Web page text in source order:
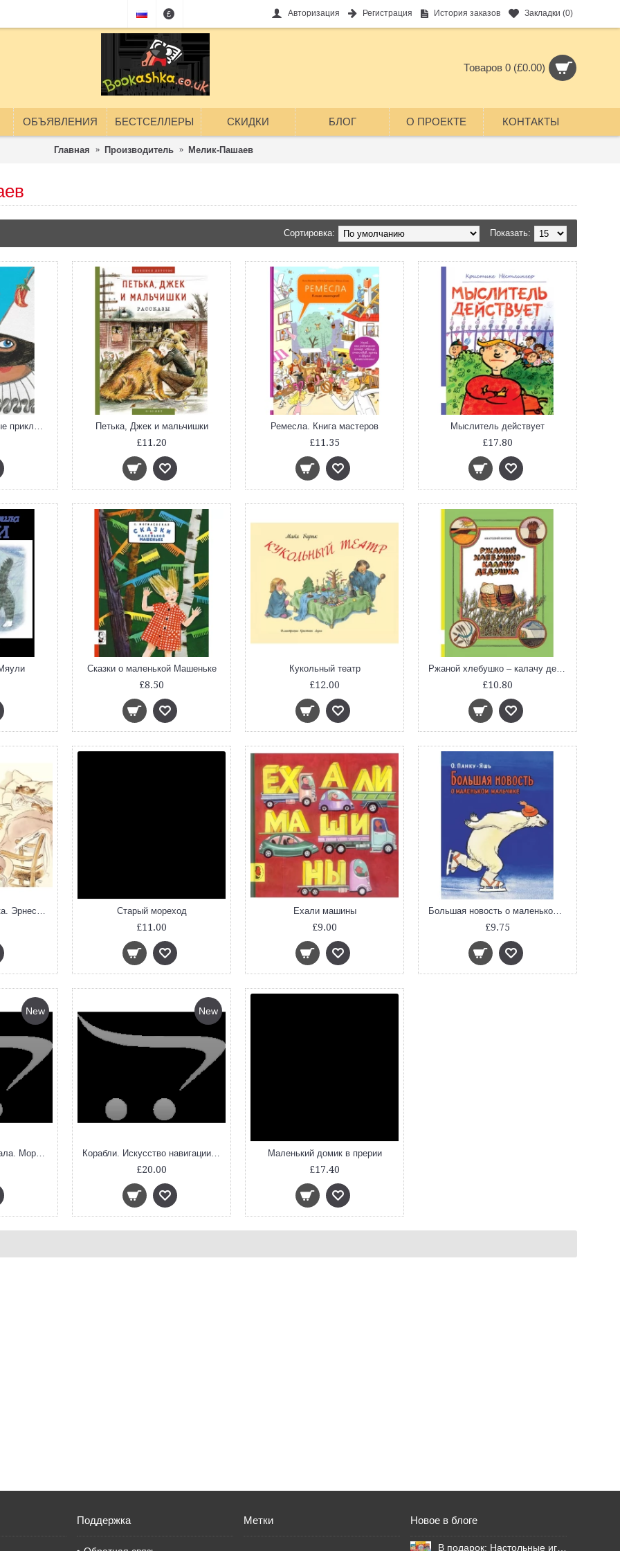
£ Авторизация Регистрация История заказов Закладки (0)
Товаров 0 (£0.00)
ОБЪЯВЛЕНИЯ БЕСТСЕЛЛЕРЫ СКИДКИ БЛОГ О ПРОЕКТЕ КОНТАКТЫ
Главная Производитель Мелик-Пашаев
Показать:
Сортировка:
Жизнь и удивительные приключения знаменитого синьора Пульчинеллы из Неаполя Петька, Джек и мальчишки
£11.20
Ремесла. Книга мастеров
£11.35
Мыслитель действует
£17.80
Сказки о маленькой Машеньке
£8.50
Кукольный театр
£12.00
Ржаной хлебушко – калачу дедушка
£10.80
Американская тётушка. Эрнест заболел Старый мореход
£11.00
Ехали машины
£9.00
Большая новость о маленьком мальчике
£9.75
New
Как собака друга искала. Мордовская народная сказка. Тонкие шедевры для самых маленьких
New
Корабли. Искусство навигации от первобытных времен до наших дней
£20.00
Маленький домик в прерии
£17.40
Поддержка Метки Новое в блоге